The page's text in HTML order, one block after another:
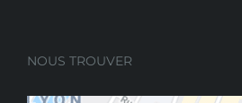
NOUS TROUVER